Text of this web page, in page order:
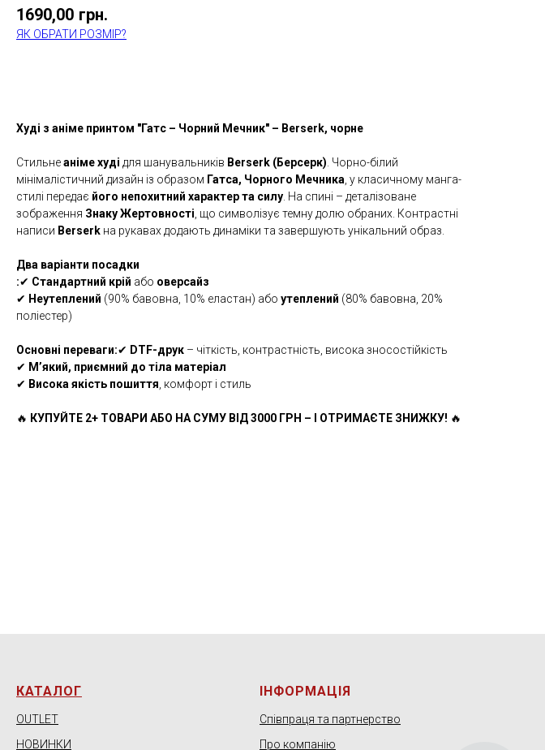
1690,00 грн.
ЯК ОБРАТИ РОЗМІР?
Худі з аніме принтом "Гатс – Чорний Мечник" – Berserk, чорне
Стильнеаніме худі для шанувальників Berserk (Берсерк) . Чорно-білий
мінімалістичний дизайн із образом Гатса, Чорного Мечника , у класичному манга-
стилі передає його непохитний характер та силу . На спині – деталізоване
зображення Знаку Жертовності , що символізує темну долю обраних. Контрастні
написи Berserk на рукавах додають динаміки та завершують унікальний образ.
Два варіанти посадки
:✔ Стандартний крій або оверсайз
✔ Неутеплений (90% бавовна, 10% еластан) або утеплений (80% бавовна, 20%
поліестер)
Основні переваги:✔ DTF-друк – чіткість, контрастність, висока зносостійкість
✔ М’який, приємний до тіла матеріал
✔ Висока якість пошиття , комфорт і стиль
🔥 КУПУЙТЕ 2+ ТОВАРИ АБО НА СУМУ ВІД 3000 ГРН – І ОТРИМАЄТЕ ЗНИЖКУ! 🔥
КАТАЛОГ
OUTLET
НОВИНКИ
ІНФОРМАЦІЯ
Співпраця та партнерство
Про компанію